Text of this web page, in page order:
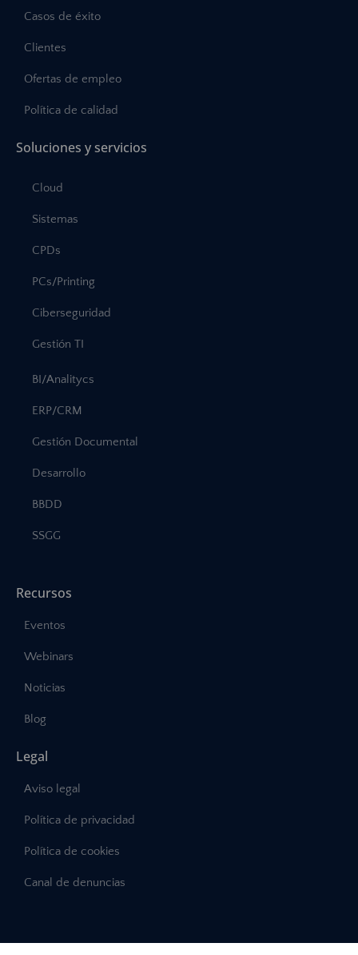
Casos de éxito
Clientes
Ofertas de empleo
Política de calidad
Soluciones y servicios
Cloud
Sistemas
CPDs
PCs/Printing
Ciberseguridad
Gestión TI
BI/Analitycs
ERP/CRM
Gestión Documental
Desarrollo
BBDD
SSGG
Recursos
Eventos
Webinars
Noticias
Blog
Legal
Aviso legal
Política de privacidad
Política de cookies
Canal de denuncias